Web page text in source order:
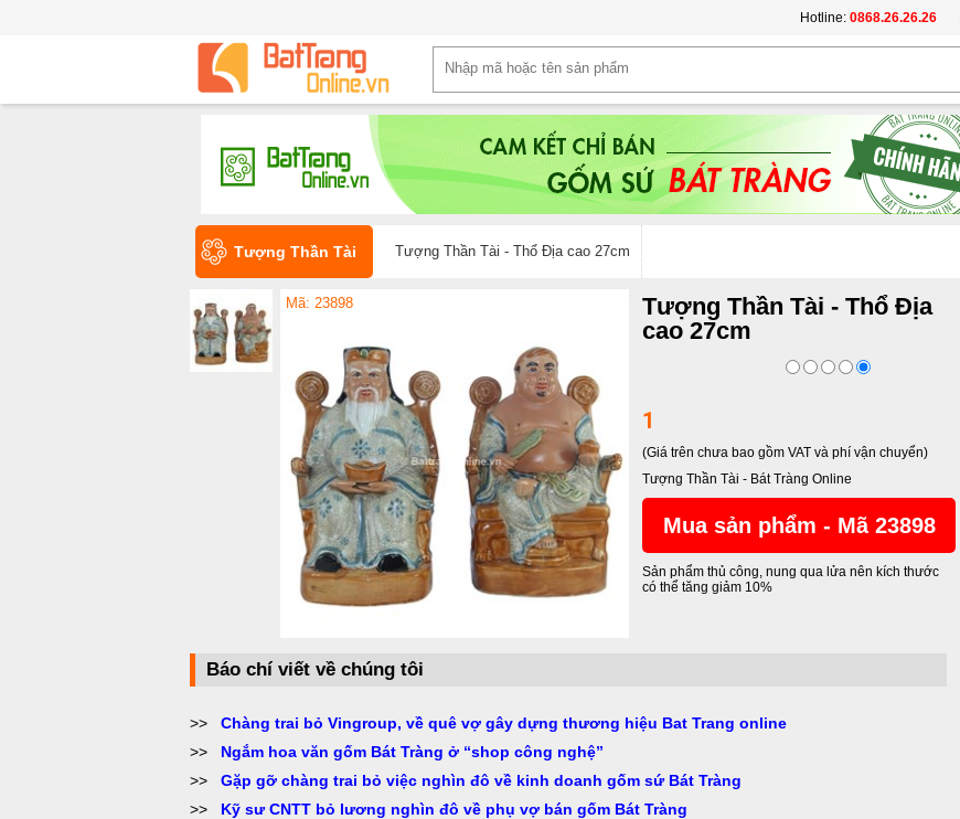
Hotline: 0868.26.26.26
Tượng Thần Tài Tượng Thần Tài - Thổ Địa cao 27cm
Mã: 23898
Tượng Thần Tài - Thổ Địa
cao 27cm
1
(Giá trên chưa bao gồm VAT và phí vận chuyển)
Tượng Thần Tài - Bát Tràng Online
Mua sản phẩm - Mã 23898
Sản phẩm thủ công, nung qua lửa nên kích thước
có thể tăng giảm 10%
Báo chí viết về chúng tôi
>> Chàng trai bỏ Vingroup, về quê vợ gây dựng thương hiệu Bat Trang online
>> Ngắm hoa văn gốm Bát Tràng ở “shop công nghệ”
>> Gặp gỡ chàng trai bỏ việc nghìn đô về kinh doanh gốm sứ Bát Tràng
>> Kỹ sư CNTT bỏ lương nghìn đô về phụ vợ bán gốm Bát Tràng